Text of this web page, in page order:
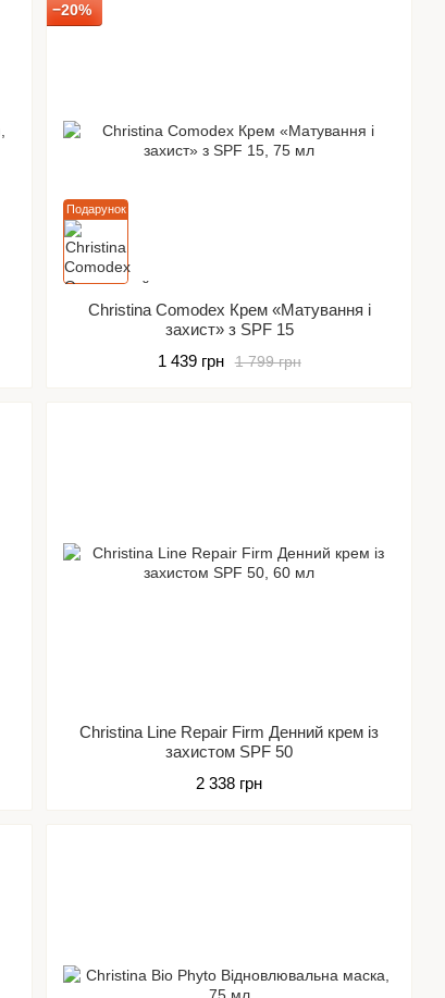
Подарунок
−20%
Christina Comodex Крем «Матування і
захист» з SPF 15
1 799 грн
1 439 грн
Christina Line Repair Firm Денний крем із
захистом SPF 50
2 338 грн